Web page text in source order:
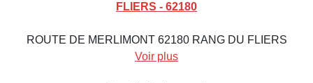
FLIERS - 62180
ROUTE DE MERLIMONT 62180 RANG DU FLIERS
Voir plus